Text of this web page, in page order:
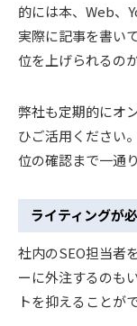
的には本、Web、
実際に記事を書い
位を上げられるの
弊社も定期的にオ
ひご活用ください
位の確認まで一通
ライティングが
社内のSEO担当者
ーに外注するのも
トを抑えることが